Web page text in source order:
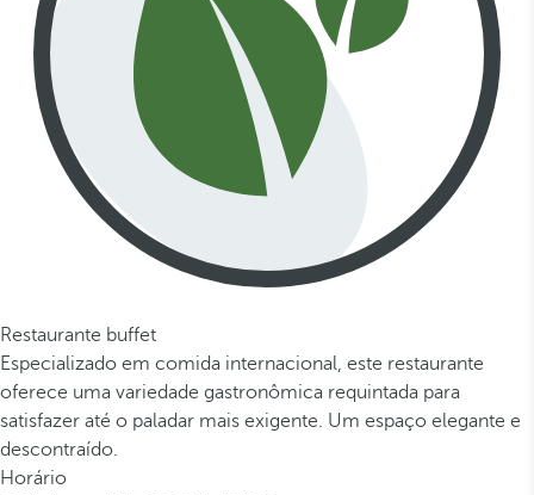
Restaurante buffet
Especializado em comida internacional, este restaurante
oferece uma variedade gastronômica requintada para
satisfazer até o paladar mais exigente. Um espaço elegante e
descontraído.
Horário